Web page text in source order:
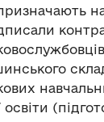
освіти